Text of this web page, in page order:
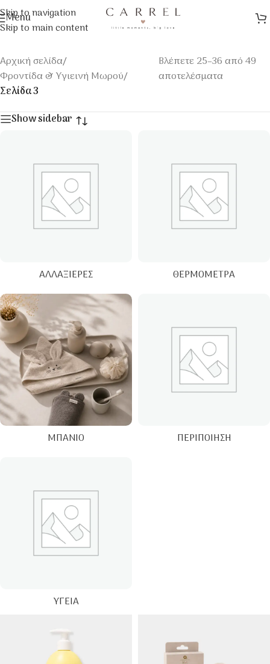
Skip to navigation
Skip to main content
Menu
Αρχική σελίδα/
Φροντίδα & Υγιεινή Μωρού/
Σελίδα 3
Βλέπετε 25–36 από 49
αποτελέσματα
Show sidebar
ΑΛΛΑΞΙΈΡΕΣ ΘΕΡΜΌΜΕΤΡΑ
ΜΠΆΝΙΟ ΠΕΡΙΠΟΊΗΣΗ
ΥΓΕΊΑ